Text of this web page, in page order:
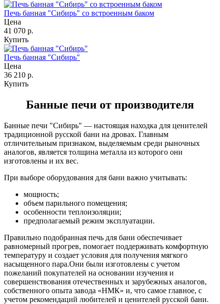
Печь банная "Сибирь" со встроенным баком
Цена
41 070 р.
Купить
Печь банная "Сибирь"
Цена
36 210 р.
Купить
Банные печи от производителя
Банные печи "Сибирь" — настоящая находка для ценителей
традиционной русской бани на дровах. Главным
отличительным признаком, выделяемым среди рыночных
аналогов, является толщина металла из которого они
изготовлены и их вес.
При выборе оборудования для бани важно учитывать:
мощность;
объем парильного помещения;
особенности теплоизоляции;
предполагаемый режим эксплуатации.
Правильно подобранная печь для бани обеспечивает
равномерный прогрев, помогает поддерживать комфортную
температуру и создает условия для получения мягкого
насыщенного пара.Они были изготовлены с учетом
пожеланий покупателей на основании изучения и
совершенствования отечественных и зарубежных аналогов,
собственного опыта завода «НМК» и, что самое главное, с
учетом рекомендаций любителей и ценителей русской бани.